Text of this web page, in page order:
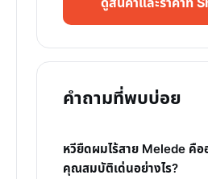
คำถามที่พบบ่อย
หวียืดผมไร้สาย Melede คือ
คุณสมบัติเด่นอย่างไร?